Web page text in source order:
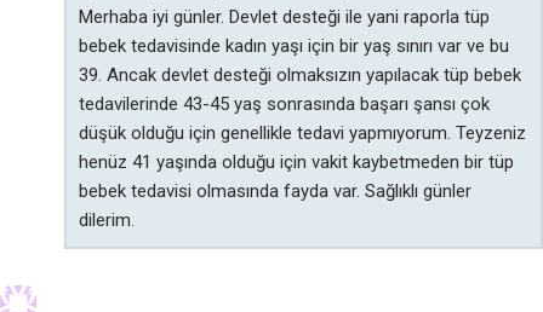
Merhaba iyi günler. Devlet desteği ile yani raporla tüp
bebek tedavisinde kadın yaşı için bir yaş sınırı var ve bu
39. Ancak devlet desteği olmaksızın yapılacak tüp bebek
tedavilerinde 43-45 yaş sonrasında başarı şansı çok
düşük olduğu için genellikle tedavi yapmıyorum. Teyzeniz
henüz 41 yaşında olduğu için vakit kaybetmeden bir tüp
bebek tedavisi olmasında fayda var. Sağlıklı günler
dilerim.